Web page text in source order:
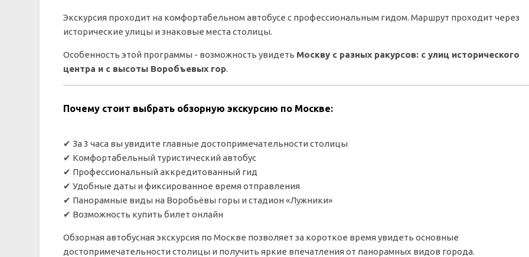
Экскурсия проходит на комфортабельном автобусе с профессиональным гидом. Маршрут проходит через
исторические улицы и знаковые места столицы.
Особенность этой программы - возможность увидеть Москву с разных ракурсов: с улиц исторического
центра и с высоты Воробъевых гор.
Почему стоит выбрать обзорную экскурсию по Москве:
✔ За 3 часа вы увидите главные достопримечательности столицы
✔ Комфортабельный туристический автобус
✔ Профессиональный аккредитованный гид
✔ Удобные даты и фиксированное время отправления
✔ Панорамные виды на Воробьёвы горы и стадион «Лужники»
✔ Возможность купить билет онлайн
Обзорная автобусная экскурсия по Москве позволяет за короткое время увидеть основные
достопримечательности столицы и получить яркие впечатления от панорамных видов города.